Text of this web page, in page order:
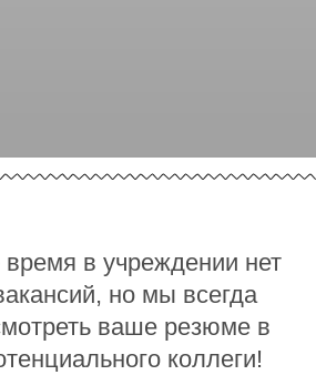
в учреждении нет
но мы всегда
ваше резюме в
коллеги!